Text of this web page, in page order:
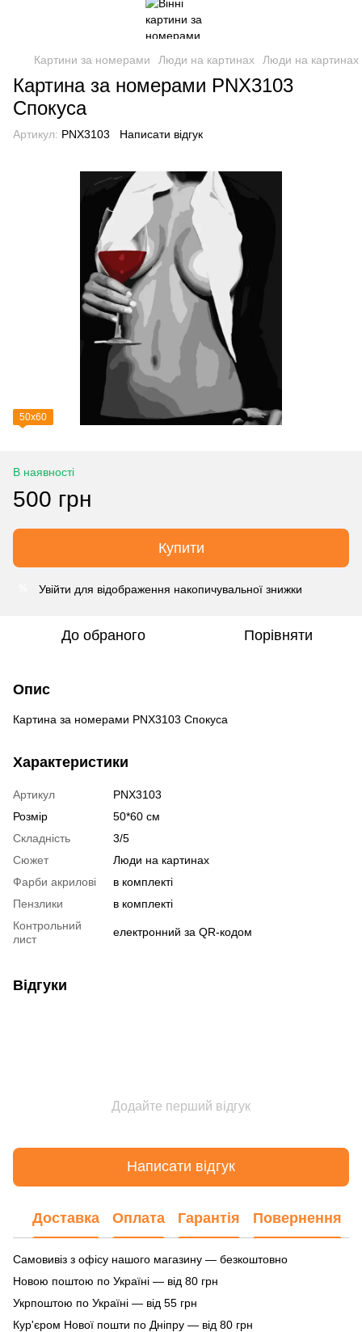
Картини за номерами Люди на картинах Люди на картинах
Картина за номерами PNX3103
Спокуса
Артикул: PNX3103 Написати відгук
50х60
В наявності
500 грн
Купити
Увійти для відображення накопичувальної знижки
До обраного Порівняти
Опис
Картина за номерами PNX3103 Спокуса
Характеристики
Артикул
PNX3103
Розмір
50*60 см
Складність
3/5
Сюжет
Люди на картинах
Фарби акрилові
в комплекті
Пензлики
в комплекті
Контрольний
лист
електронний за QR-кодом
Відгуки
Додайте перший відгук
Написати відгук
Доставка Оплата Гарантія Повернення
Самовивіз з офісу нашого магазину — безкоштовно
Новою поштою по Україні — від 80 грн
Укрпоштою по Україні — від 55 грн
Кур'єром Нової пошти по Дніпру — від 80 грн